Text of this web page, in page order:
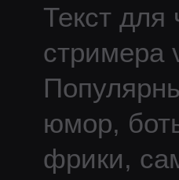
Текст для
стримера
юмор,
фрики,